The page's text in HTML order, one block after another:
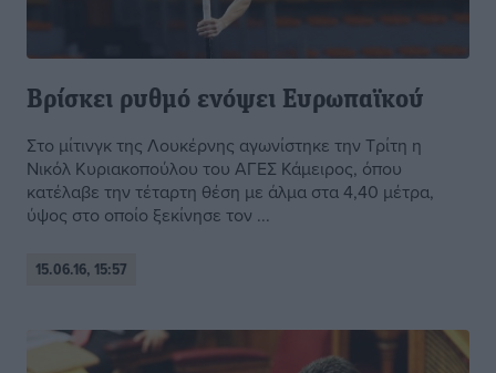
Βρίσκει ρυθμό ενόψει Ευρωπαϊκού
Στο μίτινγκ της Λουκέρνης αγωνίστηκε την Τρίτη η
Νικόλ Κυριακοπούλου του ΑΓΕΣ Κάμειρος, όπου
κατέλαβε την τέταρτη θέση με άλμα στα 4,40 μέτρα,
ύψος στο οποίο ξεκίνησε τον ...
15.06.16, 15:57